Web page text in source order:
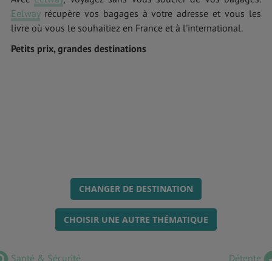
Eelwayrécupère vos bagages à votre adresse et vous les
livre où vous le souhaitiez en France et à l'international.
Petits prix, grandes destinations
CHANGER DE DESTINATION
CHOISIR UNE AUTRE THÉMATIQUE
Santé & Sécurité Détente